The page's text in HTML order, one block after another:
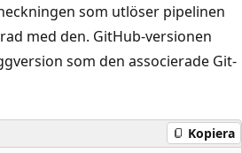
som utlöser pipelinen
med den. GitHub-versionen
som den associerade Git-
Kopiera